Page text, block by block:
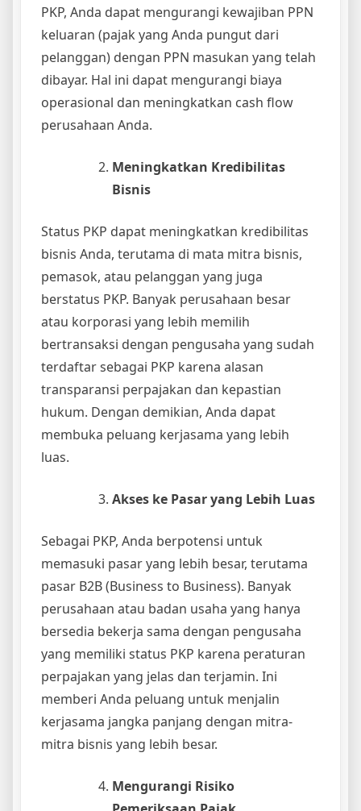
PKP, Anda dapat mengurangi kewajiban PPN
keluaran (pajak yang Anda pungut dari
pelanggan) dengan PPN masukan yang telah
dibayar. Hal ini dapat mengurangi biaya
operasional dan meningkatkan cash flow
perusahaan Anda.
Meningkatkan Kredibilitas
Bisnis
Status PKP dapat meningkatkan kredibilitas
bisnis Anda, terutama di mata mitra bisnis,
pemasok, atau pelanggan yang juga
berstatus PKP. Banyak perusahaan besar
atau korporasi yang lebih memilih
bertransaksi dengan pengusaha yang sudah
terdaftar sebagai PKP karena alasan
transparansi perpajakan dan kepastian
hukum. Dengan demikian, Anda dapat
membuka peluang kerjasama yang lebih
luas.
Akses ke Pasar yang Lebih Luas
Sebagai PKP, Anda berpotensi untuk
memasuki pasar yang lebih besar, terutama
pasar B2B (Business to Business). Banyak
perusahaan atau badan usaha yang hanya
bersedia bekerja sama dengan pengusaha
yang memiliki status PKP karena peraturan
perpajakan yang jelas dan terjamin. Ini
memberi Anda peluang untuk menjalin
kerjasama jangka panjang dengan mitra-
mitra bisnis yang lebih besar.
Mengurangi Risiko